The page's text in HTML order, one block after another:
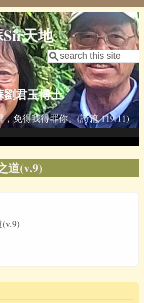
天地
Search form
Search
君玉博士
免得我得罪你。(詩篇 119:11)
道(v.9)